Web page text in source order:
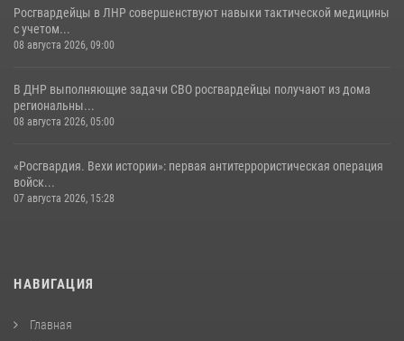
Росгвардейцы в ЛНР совершенствуют навыки тактической медицины
с учетом...
08 августа 2026, 09:00
В ДНР выполняющие задачи СВО росгвардейцы получают из дома
региональны...
08 августа 2026, 05:00
«Росгвардия. Вехи истории»: первая антитеррористическая операция
войск...
07 августа 2026, 15:28
НАВИГАЦИЯ
Главная